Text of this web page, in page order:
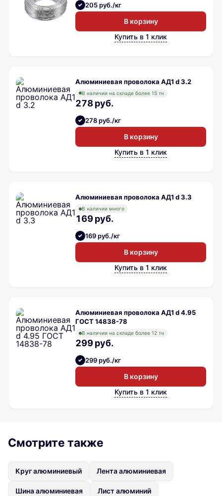
205 руб./кг
В корзину
Купить в 1 клик
Алюминиевая проволока АД1 d 3.2
В наличии на складе более 15 тн
278 руб.
278 руб./кг
В корзину
Купить в 1 клик
Алюминиевая проволока АД1 d 3.3
В наличии много
169 руб.
169 руб./кг
В корзину
Купить в 1 клик
Алюминиевая проволока АД1 d 4.95
ГОСТ 14838-78
В наличии на складе более 12 тн
299 руб.
299 руб./кг
В корзину
Купить в 1 клик
Смотрите также
Круг алюминиевый Лента алюминиевая
Шина алюминиевая Лист алюминий